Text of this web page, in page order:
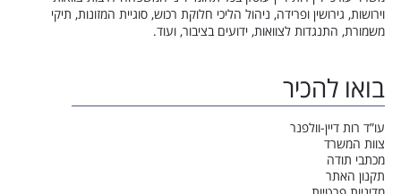
וירושות, גירושין ופרידה, ניהול הליכי חלוקת רכוש, סוגיית המזונות, תיקי
משמורת, התנגדות לצוואות, ידועים בציבור, ועוד.
בואו להכיר
עו”ד רות דיין-וולפנר
צוות המשרד
מכתבי תודה
תקנון האתר